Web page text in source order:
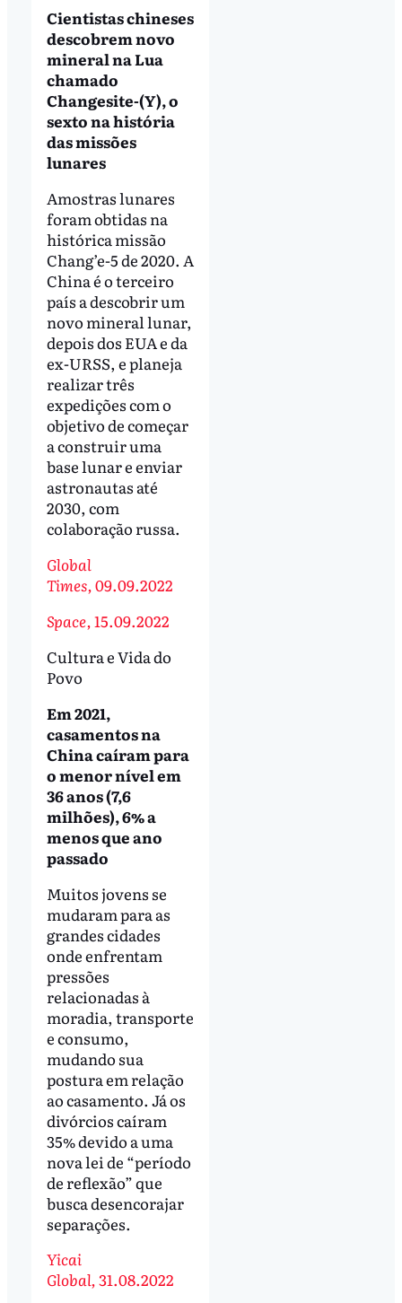
Cientistas chineses
descobrem novo
mineral na Lua
chamado
Changesite-(Y), o
sexto na história
das missões
lunares
Amostras lunares
foram obtidas na
histórica missão
Chang’e-5 de 2020. A
China é o terceiro
país a descobrir um
novo mineral lunar,
depois dos EUA e da
ex-URSS, e planeja
realizar três
expedições com o
objetivo de começar
a construir uma
base lunar e enviar
astronautas até
2030, com
colaboração russa.
Global
Times,09.09.2022
Space, 15.09.2022
Cultura e Vida do
Povo
Em 2021,
casamentos na
China caíram para
o menor nível em
36 anos (7,6
milhões), 6% a
menos que ano
passado
Muitos jovens se
mudaram para as
grandes cidades
onde enfrentam
pressões
relacionadas à
moradia, transporte
e consumo,
mudando sua
postura em relação
ao casamento. Já os
divórcios caíram
35% devido a uma
nova lei de “período
de reflexão” que
busca desencorajar
separações.
Yicai
Global,31.08.2022